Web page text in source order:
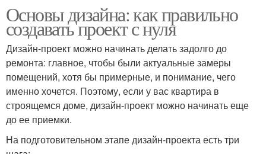
Основы дизайна: как правильно
создавать проект с нуля
Дизайн-проект можно начинать делать задолго до
ремонта: главное, чтобы были актуальные замеры
помещений, хотя бы примерные, и понимание, чего
именно хочется. Поэтому, если у вас квартира в
строящемся доме, дизайн-проект можно начинать еще
до ее приемки.
На подготовительном этапе дизайн-проекта есть три